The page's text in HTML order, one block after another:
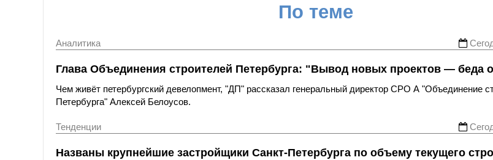
По теме
Аналитика
Глава Объединения строителей Петербурга: "Вывод новых проектов — беда
Чем живёт петербургский девелопмент, "ДП" рассказал генеральный директор СРО А "Объединение
Петербурга" Алексей Белоусов.
Тенденции
Названы крупнейшие застройщики Санкт-Петербурга по объему текущего